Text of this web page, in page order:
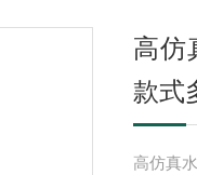
高仿
款式
高仿真